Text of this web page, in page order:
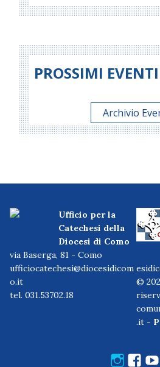
PROSSIMI EVENTI
Archivio
Ufficio per la
Catechesi della
Diocesi di Como
via Baserga, 81 - Como
ufficiocatechesi@diocesidicom
o.it
tel. 031.53702.18
©
.it -